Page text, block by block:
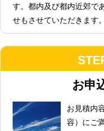
す。都内及び都内近郊で
せもさせていただきます。
お申
お見積内
容）にご